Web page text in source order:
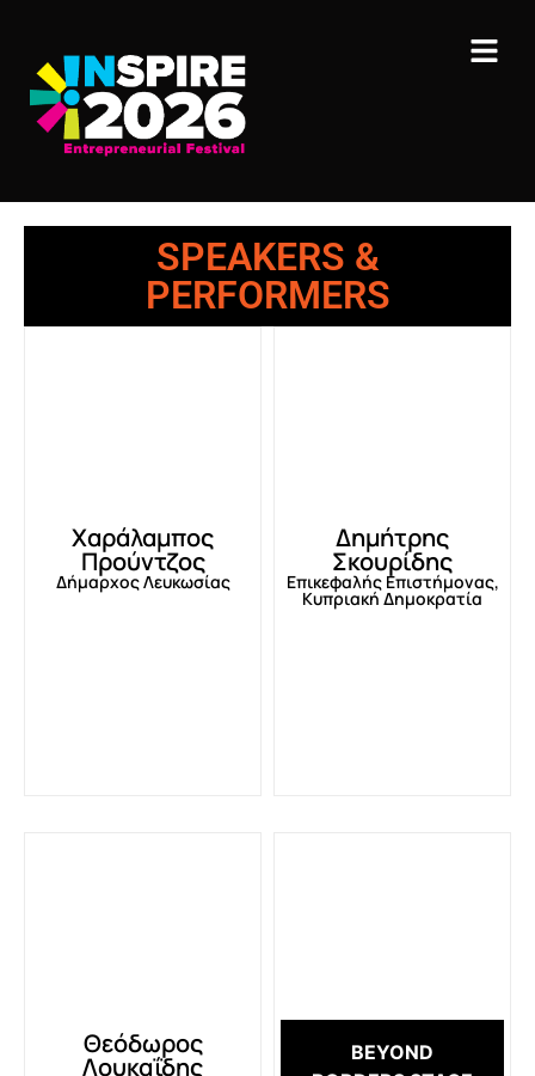
SPEAKERS &
PERFORMERS
Χαράλαμπος
Προύντζος
Δήμαρχος Λευκωσίας
Δημήτρης
Σκουρίδης
Επικεφαλής Επιστήμονας,
Κυπριακή Δημοκρατία
Θεόδωρος
Λουκαΐδης
BEYOND